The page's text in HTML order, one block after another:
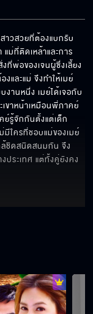
าวสวยที่ต้องแบกรับ
ม่ที่ติดเหล้าและการ
ที่พ่อของเจนผู้ซึ่งเลี้ยง
และแม่ จึงทำให้เมย์
านหนึ่ง เมย์ได้เจอกับ
เขาหน้าเหมือนพี่ภาคย์
ย์รู้จักกันตั้งแต่เด็ก
ใครที่ชอบแม่ของเมย์
ล้ชิดสนิดสนมกัน จึง
ประเทศ แต่ทั้งคู่ยังคง